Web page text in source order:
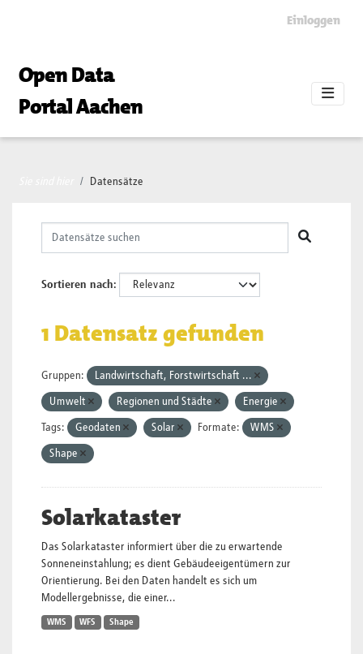
Einloggen
Open Data
Portal Aachen
Datensätze
Sortieren nach
1 Datensatz gefunden
Gruppen: Landwirtschaft, Forstwirtschaft ...
Umwelt Regionen und Städte Energie
Tags: Geodaten Solar Formate: WMS
Shape
Solarkataster
Das Solarkataster informiert über die zu erwartende
Sonneneinstahlung; es dient Gebäudeeigentümern zur
Orientierung. Bei den Daten handelt es sich um
Modellergebnisse, die einer...
WMS WFS Shape